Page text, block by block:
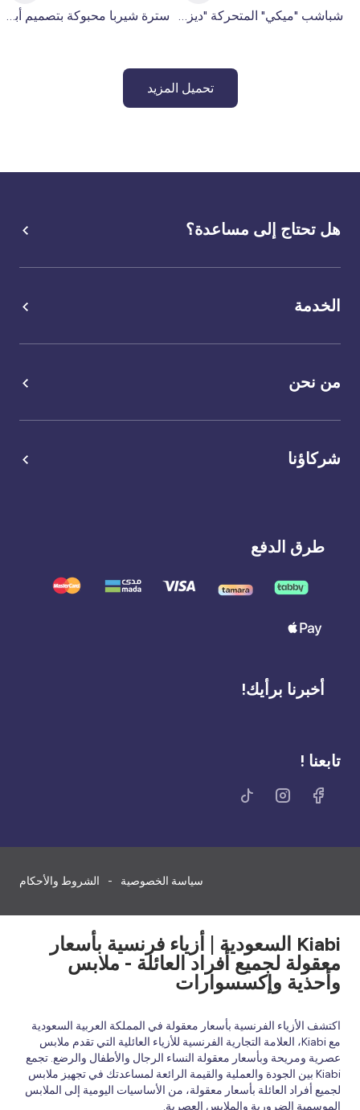
تحميل المزيد
هل تحتاج إلى مساعدة؟
الخدمة
من نحن
شركاؤنا
طرق الدفع
أخبرنا برأيك!
تابعنا !
سياسة الخصوصية الشروط والأحكام
Kiabi السعودية | أزياء فرنسية بأسعار
معقولة لجميع أفراد العائلة - ملابس
وأحذية وإكسسوارات
اكتشف الأزياء الفرنسية بأسعار معقولة في المملكة العربية السعودية
مع Kiabi، العلامة التجارية الفرنسية للأزياء العائلية التي تقدم ملابس
عصرية ومريحة وبأسعار معقولة النساء الرجال والأطفال والرضع. تجمع
Kiabi بين الجودة والعملية والقيمة الرائعة لمساعدتك في تجهيز ملابس
لجميع أفراد العائلة بأسعار معقولة، من الأساسيات اليومية إلى الملابس
الموسمية الضرورية والملابس العصرية.